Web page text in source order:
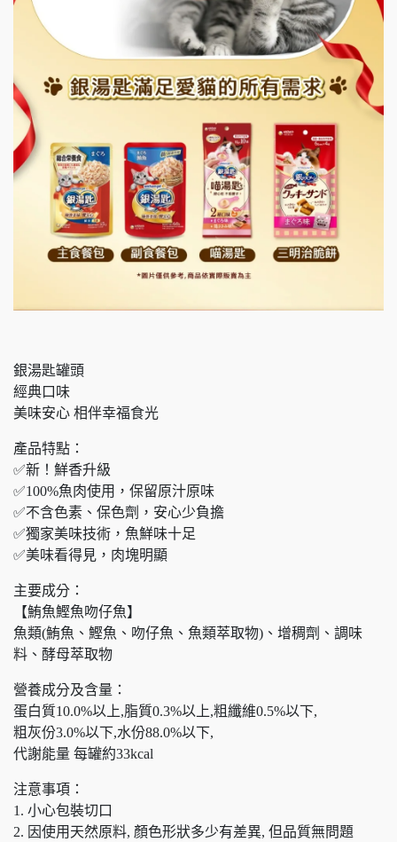
銀湯匙罐頭
經典口味
美味安心 相伴幸福食光
產品特點：
✅新！鮮香升級
✅100%魚肉使用，保留原汁原味
✅不含色素、保色劑，安心少負擔
✅獨家美味技術，魚鮮味十足
✅美味看得見，肉塊明顯
主要成分：
【鮪魚鰹魚吻仔魚】
魚類(鮪魚、鰹魚、吻仔魚、魚類萃取物)、增稠劑、調味
料、酵母萃取物
營養成分及含量：
蛋白質10.0%以上,脂質0.3%以上,粗纖維0.5%以下,
粗灰份3.0%以下,水份88.0%以下,
代謝能量 每罐約33kcal
注意事項：
1. 小心包裝切口
2. 因使用天然原料, 顏色形狀多少有差異, 但品質無問題